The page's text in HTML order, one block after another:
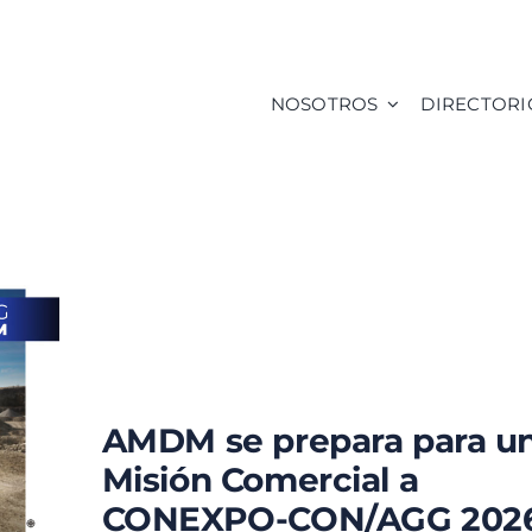
NOSOTROS
AMDM se prepara para
Misión Comercial a
CONEXPO-CON/AGG